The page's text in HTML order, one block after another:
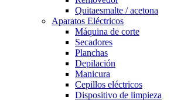
Quitaesmalte / acetona
Aparatos Eléctricos
Máquina de corte
Secadores
Planchas
Depilación
Manicura
Cepillos eléctricos
Dispositivo de limpieza